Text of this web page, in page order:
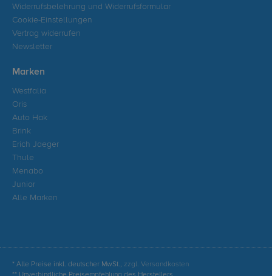
Widerrufsbelehrung und Widerrufsformular
Cookie-Einstellungen
Vertrag widerrufen
Newsletter
Marken
Westfalia
Oris
Auto Hak
Brink
Erich Jaeger
Thule
Menabo
Junior
Alle Marken
* Alle Preise inkl. deutscher MwSt., zzgl. Versandkosten